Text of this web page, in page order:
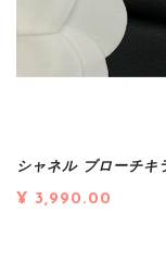
シャネル ブローチキ
¥ 3,990.00